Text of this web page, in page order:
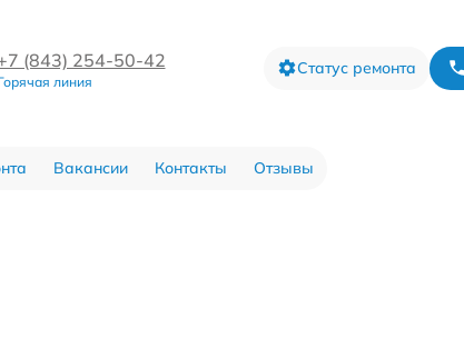
(843) 254-50-42
линия
Статус ремонта
Вакансии Контакты Отзывы